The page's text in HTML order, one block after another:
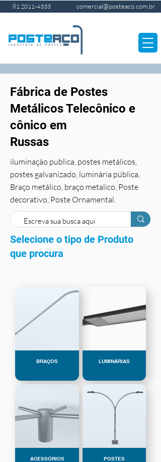
81 2011-4333 comercial@posteaco.com.br
Fábrica de Postes
Metálicos Telecônico e
cônico em
Russas
iluminação publica, postes metálicos,
postes galvanizado, luminária pública,
Braço metálico, braço metalico, Poste
decorativo, Poste Ornamental.
Selecione o tipo de Produto
que procura
BRAÇOS LUMINÁRIAS
ACESSÓRIOS POSTES